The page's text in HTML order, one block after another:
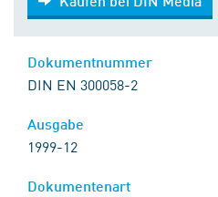
DIN EN 300058-2
1999-12